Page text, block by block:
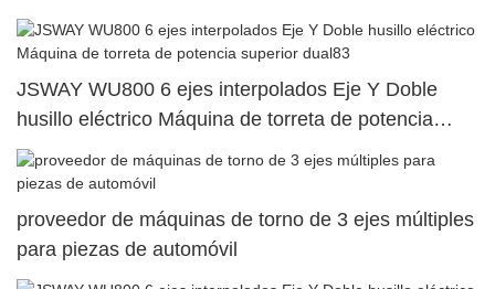
SY500/S500/SY300/S3008
JSWAY WU800 6 ejes interpolados Eje Y Doble
husillo eléctrico Máquina de torreta de potencia
superior dual83
proveedor de máquinas de torno de 3 ejes múltiples
para piezas de automóvil